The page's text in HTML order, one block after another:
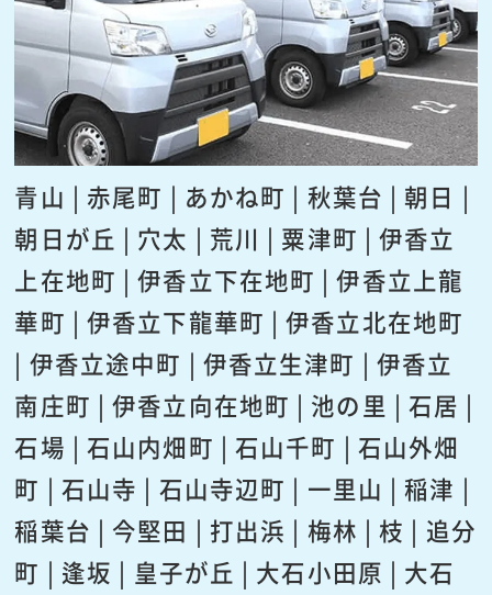
青山 | 赤尾町 | あかね町 | 秋葉台 | 朝日 |
朝日が丘 | 穴太 | 荒川 | 粟津町 | 伊香立
上在地町 | 伊香立下在地町 | 伊香立上龍
華町 | 伊香立下龍華町 | 伊香立北在地町
| 伊香立途中町 | 伊香立生津町 | 伊香立
南庄町 | 伊香立向在地町 | 池の里 | 石居 |
石場 | 石山内畑町 | 石山千町 | 石山外畑
町 | 石山寺 | 石山寺辺町 | 一里山 | 稲津 |
稲葉台 | 今堅田 | 打出浜 | 梅林 | 枝 | 追分
町 | 逢坂 | 皇子が丘 | 大石小田原 | 大石